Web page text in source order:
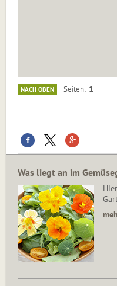
NACH OBEN Seiten 1
Was liegt an im